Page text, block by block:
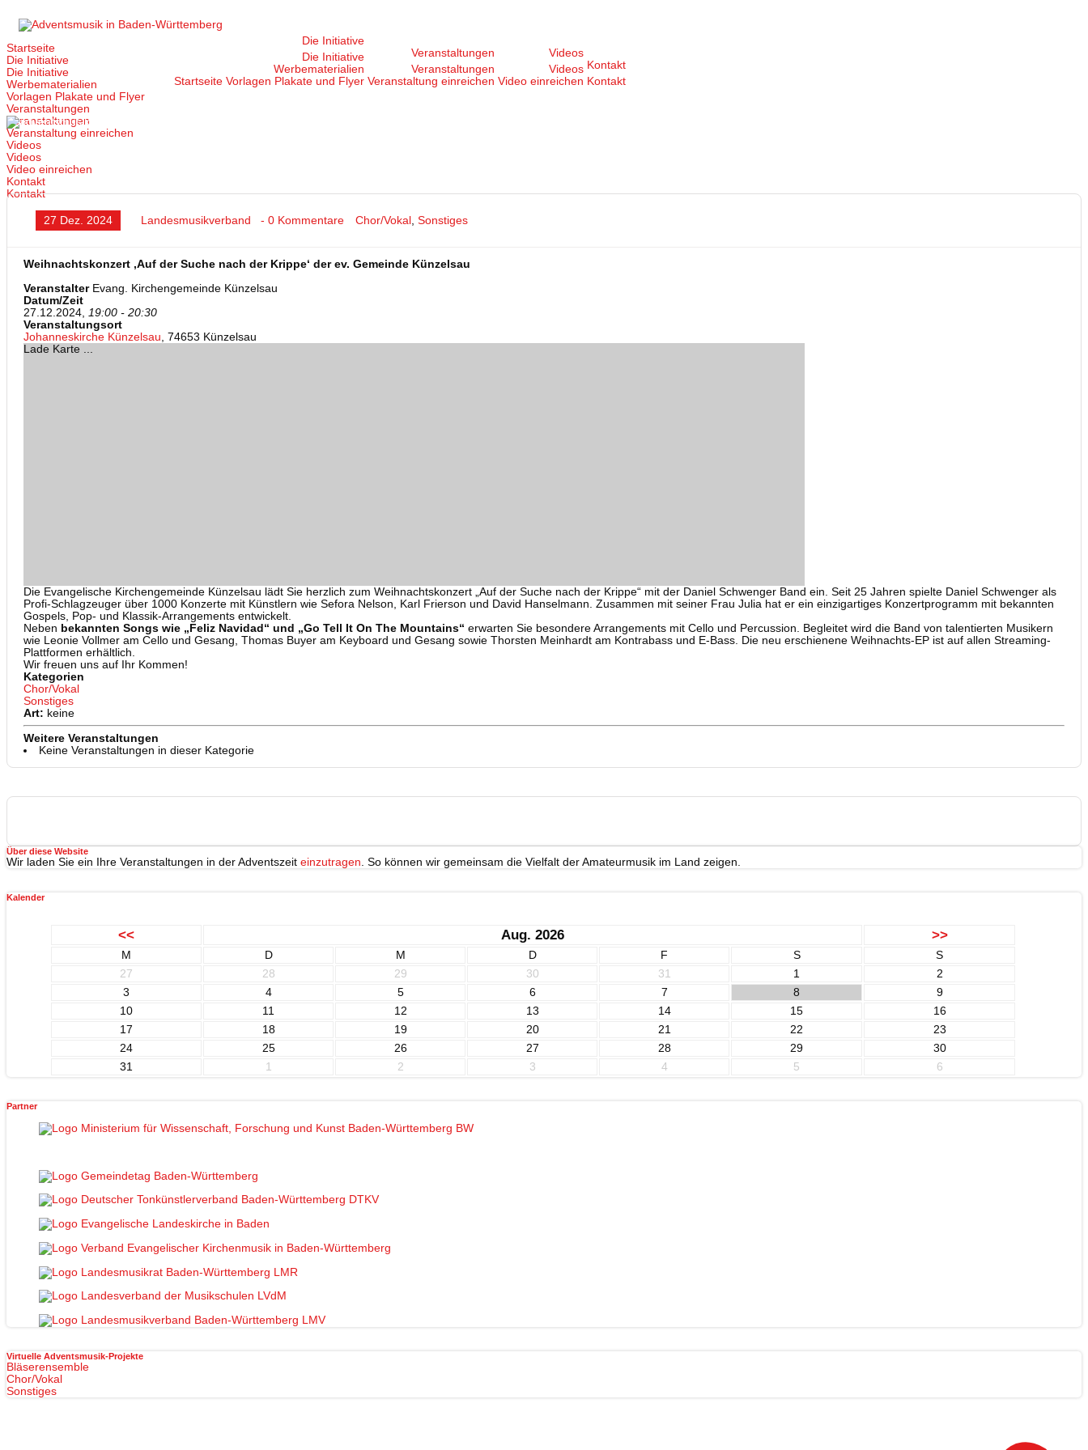
Inhalt
Startseite
Die Initiative
Die Initiative
Werbematerialien
Vorlagen Plakate und Flyer
Veranstaltungen
Veranstaltungen
Veranstaltung einreichen
Videos
Videos
Video einreichen
Kontakt
Kontakt
Startseite
Die Initiative
Die Initiative
Werbematerialien
Vorlagen Plakate und Flyer
Veranstaltungen
Veranstaltungen
Veranstaltung einreichen
Videos
Videos
Video einreichen
Kontakt
Kontakt
27 Dez. 2024 Landesmusikverband - 0 Kommentare Chor/Vokal , Sonstiges
Weihnachtskonzert ‚Auf der Suche nach der Krippe‘ der ev. Gemeinde Künzelsau
VeranstalterEvang. Kirchengemeinde Künzelsau
Datum/Zeit
27.12.2024, 19:00 - 20:30
Veranstaltungsort
Johanneskirche Künzelsau, 74653 Künzelsau
Lade Karte ...
Die Evangelische Kirchengemeinde Künzelsau lädt Sie herzlich zum Weihnachtskonzert „Auf der Suche nach der Krippe“ mit der Daniel Schwenger Band ein. Seit 25 Jahren spielte Daniel Schwenger als
Profi-Schlagzeuger über 1000 Konzerte mit Künstlern wie Sefora Nelson, Karl Frierson und David Hanselmann. Zusammen mit seiner Frau Julia hat er ein einzigartiges Konzertprogramm mit bekannten
Gospels, Pop- und Klassik-Arrangements entwickelt.
Neben bekannten Songs wie „Feliz Navidad“ und „Go Tell It On The Mountains“ erwarten Sie besondere Arrangements mit Cello und Percussion. Begleitet wird die Band von talentierten Musikern
wie Leonie Vollmer am Cello und Gesang, Thomas Buyer am Keyboard und Gesang sowie Thorsten Meinhardt am Kontrabass und E-Bass. Die neu erschienene Weihnachts-EP ist auf allen Streaming-
Plattformen erhältlich.
Wir freuen uns auf Ihr Kommen!
Kategorien
Chor/Vokal
Sonstiges
Art: keine
Weitere Veranstaltungen
Keine Veranstaltungen in dieser Kategorie
Über diese Website
Wir laden Sie ein Ihre Veranstaltungen in der Adventszeit einzutragen . So können wir gemeinsam die Vielfalt der Amateurmusik im Land zeigen.
Kalender
<< Aug. 2026 >>
M D M D F S
S
27
28 29 30 31 1
2
3
4 5 6 7 8
9
10
11 12 13 14 15
16
17
18 19 20 21 22
23
24
25 26 27 28 29
30
31
1 2 3 4 5 6
Partner
Virtuelle Adventsmusik-Projekte
Bläserensemble
Chor/Vokal
Sonstiges